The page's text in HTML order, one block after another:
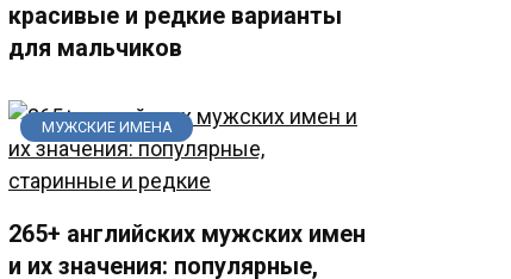
красивые и редкие варианты
для мальчиков
МУЖСКИЕ ИМЕНА
265+ английских мужских имен
и их значения: популярные,